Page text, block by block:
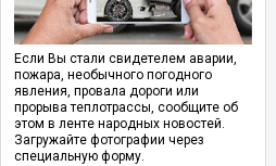
Если Вы стали свидетелем аварии,
пожара, необычного погодного
явления, провала дороги или
прорыва теплотрассы, сообщите об
этом в ленте народных новостей.
Загружайте фотографии через
специальную форму.